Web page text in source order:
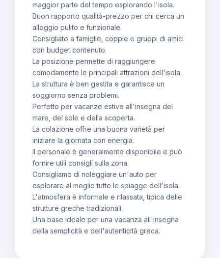
maggior parte del tempo esplorando l'isola.
Buon rapporto qualità-prezzo per chi cerca un
alloggio pulito e funzionale.
Consigliato a famiglie, coppie e gruppi di amici
con budget contenuto.
La posizione permette di raggiungere
comodamente le principali attrazioni dell'isola.
La struttura è ben gestita e garantisce un
soggiorno senza problemi.
Perfetto per vacanze estive all'insegna del
mare, del sole e della scoperta.
La colazione offre una buona varietà per
iniziare la giornata con energia.
Il personale è generalmente disponibile e può
fornire utili consigli sulla zona.
Consigliamo di noleggiare un'auto per
esplorare al meglio tutte le spiagge dell'isola.
L'atmosfera è informale e rilassata, tipica delle
strutture greche tradizionali.
Una base ideale per una vacanza all'insegna
della semplicità e dell'autenticità greca.